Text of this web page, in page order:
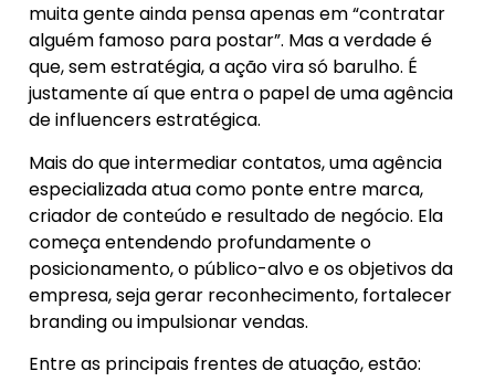
muita gente ainda pensa apenas em “contratar
alguém famoso para postar”. Mas a verdade é
que, sem estratégia, a ação vira só barulho. É
justamente aí que entra o papel de uma agência
de influencers estratégica.
Mais do que intermediar contatos, uma agência
especializada atua como ponte entre marca,
criador de conteúdo e resultado de negócio. Ela
começa entendendo profundamente o
posicionamento, o público-alvo e os objetivos da
empresa, seja gerar reconhecimento, fortalecer
branding ou impulsionar vendas.
Entre as principais frentes de atuação, estão: